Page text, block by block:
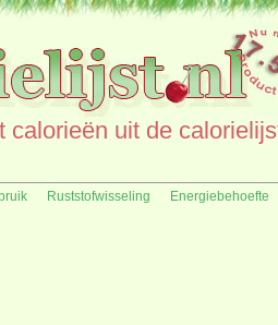
calorieën uit de
Ruststofwisseling Energiebehoefte